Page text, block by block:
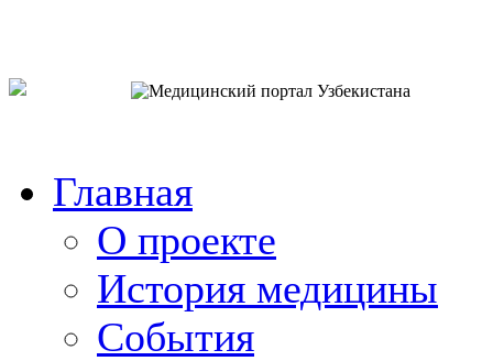
Главная
О проекте
История медицины
События